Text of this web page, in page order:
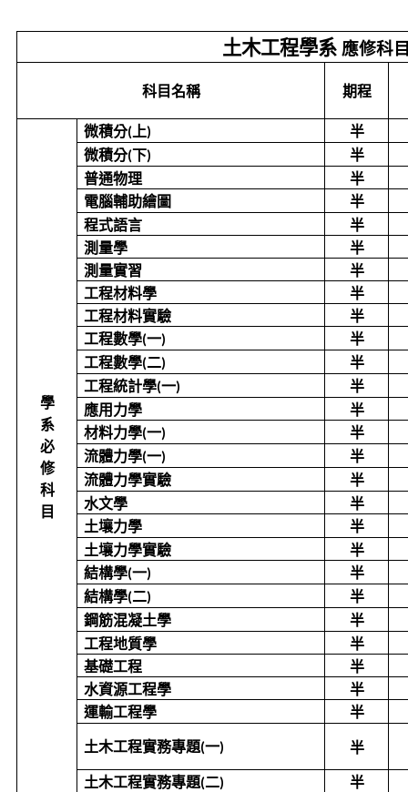
土木工程學系 應修科
科目名稱 期程
學
系
必
修
科
目
微積分( 上)
半
微積分(下)
半
普通物理
半
電腦輔助繪圖
半
程式語言
半
測量學
半
測量實習
半
工程材料學
半
工程材料實驗
半
工程數學(一)
半
工程數學(二)
半
工程統計學(一)
半
應用力學
半
材料力學(一)
半
流體力學(一)
半
流體力學實驗
半
水文學
半
土壤力學
半
土壤力學實驗
半
結構學(一)
半
結構學(二)
半
鋼筋混凝土學
半
工程地質學
半
基礎工程
半
水資源工程學
半
運輸工程學
半
土木工程實務專題(一) 半
土木工程實務專題(二)
半